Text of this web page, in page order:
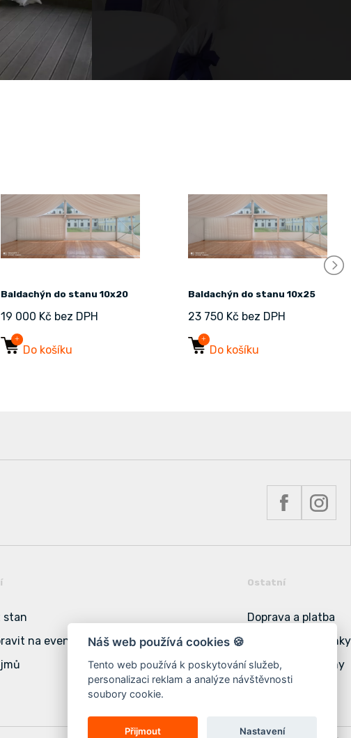
Náš web používá cookies 🍪
Tento web používá k poskytování služeb,
personalizaci reklam a analýze návštěvnosti
soubory cookie.
Přijmout Nastavení
Baldachýn do stanu 10x20
19 000 Kč bez DPH
Do košíku
Baldachýn do stanu 10x25
23 750 Kč bez DPH
Do košíku
stan
na event
Ostatní
Doprava a platba
Obchodní podmínky
Podmínky ochrany
Cookies